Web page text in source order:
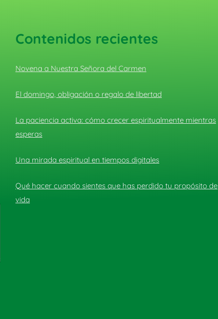
Contenidos recientes
Novena a Nuestra Señora del Carmen
El domingo, obligación o regalo de libertad
La paciencia activa: cómo crecer espiritualmente mientras
esperas
Una mirada espiritual en tiempos digitales
Qué hacer cuando sientes que has perdido tu propósito de
vida